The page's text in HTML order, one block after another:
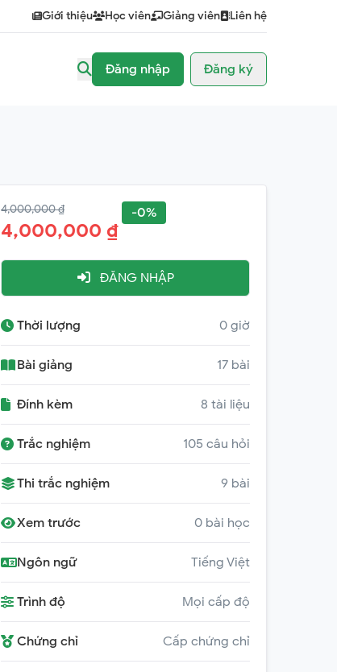
Giới thiệu Học viên Giảng viên Liên hệ
Đăng nhập Đăng ký
4,000,000 ₫
4,000,000 ₫
-0%
ĐĂNG NHẬP
Thời lượng 0 giờ
Bài giảng 17 bài
Đính kèm 8 tài liệu
Trắc nghiệm 105 câu hỏi
Thi trắc nghiệm 9 bài
Xem trước 0 bài học
Ngôn ngữ Tiếng Việt
Trình độ Mọi cấp độ
Chứng chỉ Cấp chứng chỉ